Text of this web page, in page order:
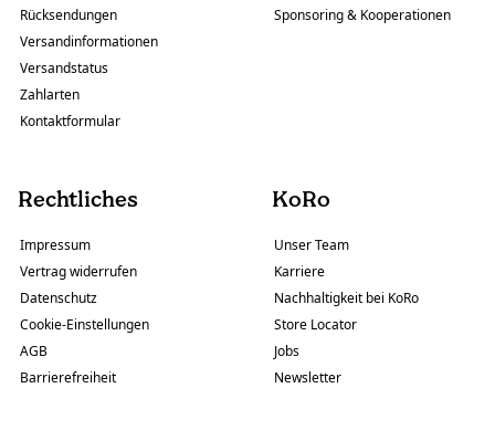
Rücksendungen
Versandinformationen
Versandstatus
Zahlarten
Kontaktformular
Sponsoring & Kooperationen
Rechtliches
Impressum
Vertrag widerrufen
Datenschutz
Cookie-Einstellungen
AGB
Barrierefreiheit
KoRo
Unser Team
Karriere
Nachhaltigkeit bei KoRo
Store Locator
Jobs
Newsletter